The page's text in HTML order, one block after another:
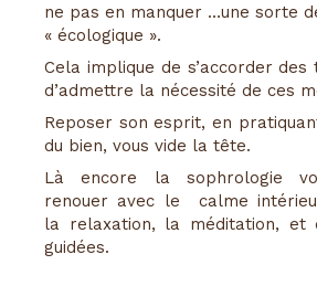
ne pas en manquer …une sorte
« écologique ».
Cela implique de s’accorder
d’admettre la nécessité de ces
Reposer son esprit, en
du bien, vous vide la tête.
Là encore la sophrologie
renouer avec le calme
la relaxation, la méditation, et
guidées.